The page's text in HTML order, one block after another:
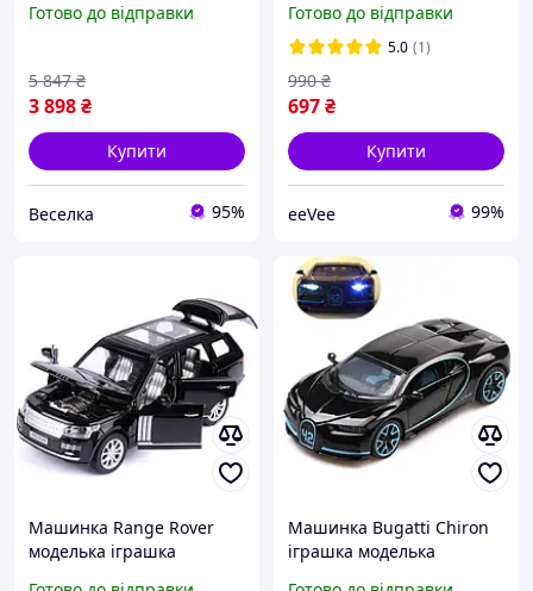
дорослих іграшка на
Готово до відправки
3 898₴
5 847 ₴
Купити
Веселка 95%
колекційна 20 см
Бордовий (58003)
Готово до відправки
5.0 (1)
697₴
990 ₴
Купити
eeVee 99%
Машинка Range Rover
моделька іграшка
Машинка Bugatti Chiron
іграшка моделька